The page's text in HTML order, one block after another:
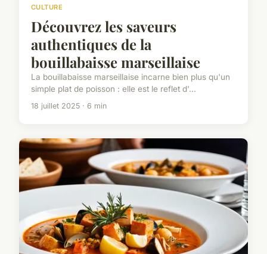
CULTURE
Découvrez les saveurs
authentiques de la
bouillabaisse marseillaise
La bouillabaisse marseillaise incarne bien plus qu'un
simple plat de poisson : elle est le reflet d'...
18 juillet 2025 · 6 min